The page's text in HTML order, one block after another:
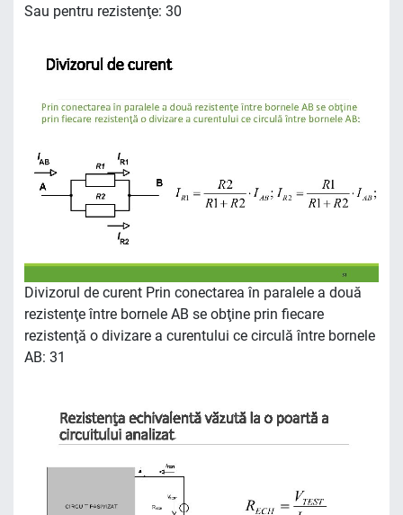
Sau pentru rezistenţe: 30
Divizorul de curent Prin conectarea în paralele a două
rezistenţe între bornele AB se obţine prin fiecare
rezistenţă o divizare a curentului ce circulă între bornele
AB: 31